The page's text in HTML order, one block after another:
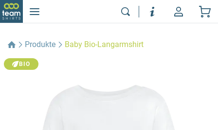
Produkte Baby Bio-Langarmshirt
BIO